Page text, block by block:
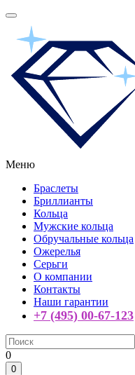
Меню
Браслеты
Бриллианты
Кольца
Мужские кольца
Обручальные кольца
Ожерелья
Серьги
О компании
Контакты
Наши гарантии
+7 (495) 00-67-123
0
0